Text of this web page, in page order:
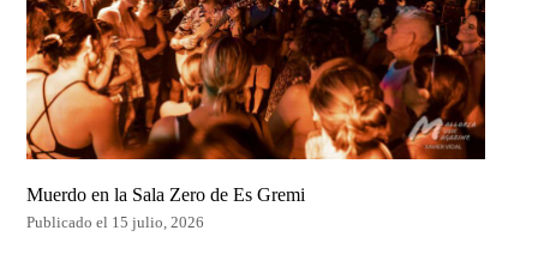
Muerdo en la Sala Zero de Es Gremi
Publicado el 15 julio, 2026